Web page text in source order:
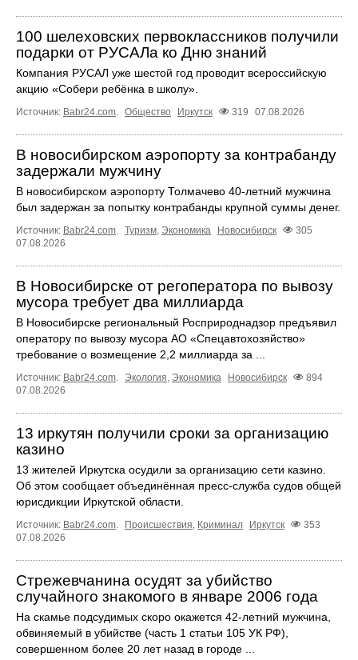
100 шелеховских первоклассников получили
подарки от РУСАЛа ко Дню знаний
Компания РУСАЛ уже шестой год проводит всероссийскую
акцию «Собери ребёнка в школу».
Источник: Babr24.com. Общество Иркутск 319 07.08.2026
В новосибирском аэропорту за контрабанду
задержали мужчину
В новосибирском аэропорту Толмачево 40-летний мужчина
был задержан за попытку контрабанды крупной суммы денег.
Источник: Babr24.com. Туризм, Экономика Новосибирск
305
07.08.2026
В Новосибирске от регоператора по вывозу
мусора требует два миллиарда
В Новосибирске региональный Росприроднадзор предъявил
оператору по вывозу мусора АО «Спецавтохозяйство»
требование о возмещение 2,2 миллиарда за ...
Источник: Babr24.com. Экология, Экономика Новосибирск
894
07.08.2026
13 иркутян получили сроки за организацию
казино
13 жителей Иркутска осудили за организацию сети казино.
Об этом сообщает объединённая пресс‑служба судов общей
юрисдикции Иркутской области.
Источник: Babr24.com. Происшествия, Криминал Иркутск
353
07.08.2026
Стрежевчанина осудят за убийство
случайного знакомого в январе 2006 года
На скамье подсудимых скоро окажется 42-летний мужчина,
обвиняемый в убийстве (часть 1 статьи 105 УК РФ),
совершенном более 20 лет назад в городе ...